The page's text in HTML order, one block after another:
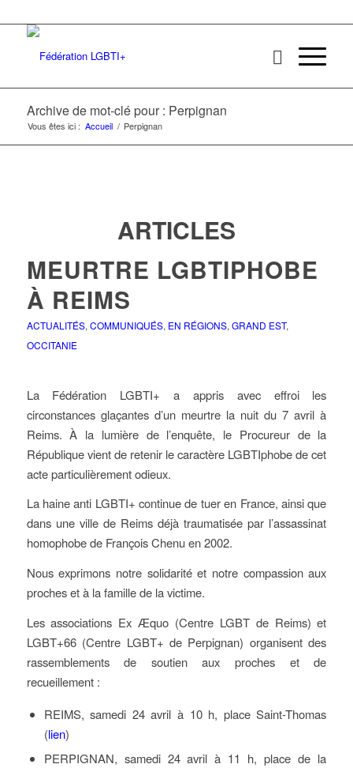
Archive de mot-clé pour : Perpignan
Vous êtes ici : Accueil / Perpignan
ARTICLES
MEURTRE LGBTIPHOBE
À REIMS
ACTUALITÉS, COMMUNIQUÉS, EN RÉGIONS, GRAND EST,
OCCITANIE
La Fédération LGBTI+ a appris avec effroi les
circonstances glaçantes d’un meurtre la nuit du 7 avril à
Reims. À la lumière de l’enquête, le Procureur de la
République vient de retenir le caractère LGBTIphobe de cet
acte particulièrement odieux.
La haine anti LGBTI+ continue de tuer en France, ainsi que
dans une ville de Reims déjà traumatisée par l’assassinat
homophobe de François Chenu en 2002.
Nous exprimons notre solidarité et notre compassion aux
proches et à la famille de la victime.
Les associations Ex Æquo (Centre LGBT de Reims) et
LGBT+66 (Centre LGBT+ de Perpignan) organisent des
rassemblements de soutien aux proches et de
recueillement :
REIMS, samedi 24 avril à 10 h, place Saint-Thomas
(lien)
PERPIGNAN, samedi 24 avril à 11 h, place de la